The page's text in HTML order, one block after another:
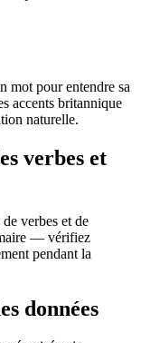
mot pour entendre sa
accents britannique
naturelle.
verbes et
verbes et de
— vérifiez
pendant la
données